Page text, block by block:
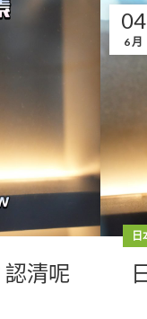
清呢
04
6 月
日